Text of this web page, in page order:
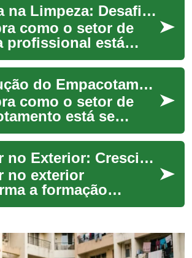
Carreira na Limpeza: Desafios e Oportunidades no Brasil
como o setor de
profissional está
no Brasil,
novas
de carreira e d...
A Evolução do Empacotamento na Logística Moderna
como o setor de
está se
na era digital.
as novas
habilidade...
Estudar no Exterior: Crescimento, Línguas e Carreira
no exterior
a formação
em uma
de vida: imersão
desenvolvimento